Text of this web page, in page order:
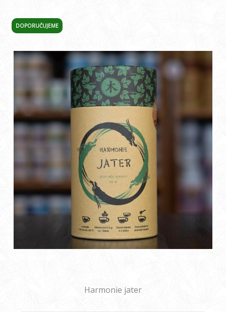
DOPORUČUJEME
Harmonie jater